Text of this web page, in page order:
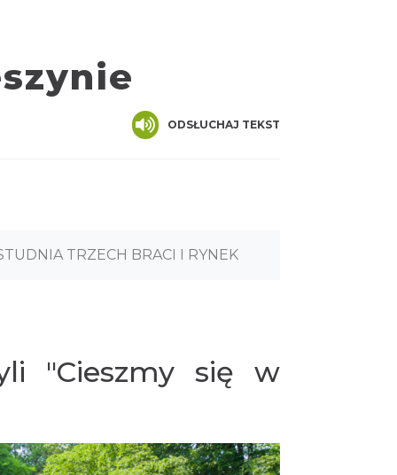
ODSŁUCHAJ TEKST
TRZECH BRACI I RYNEK
"Cieszmy się w